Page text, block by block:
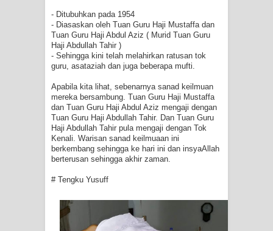
- Ditubuhkan pada 1954
- Diasaskan oleh Tuan Guru Haji Mustaffa dan
Tuan Guru Haji Abdul Aziz ( Murid Tuan Guru
Haji Abdullah Tahir )
- Sehingga kini telah melahirkan ratusan tok
guru, asataziah dan juga beberapa mufti.
Apabila kita lihat, sebenarnya sanad keilmuan
mereka bersambung. Tuan Guru Haji Mustaffa
dan Tuan Guru Haji Abdul Aziz mengaji dengan
Tuan Guru Haji Abdullah Tahir. Dan Tuan Guru
Haji Abdullah Tahir pula mengaji dengan Tok
Kenali. Warisan sanad keilmuaan ini
berkembang sehingga ke hari ini dan insyaAllah
berterusan sehingga akhir zaman.
# Tengku Yusuff